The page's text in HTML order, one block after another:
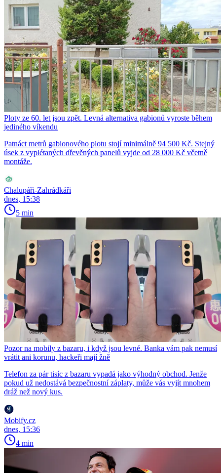
Ploty ze 60. let jsou zpět. Levná alternativa gabionů vyroste během
jediného víkendu
Patnáct metrů gabionového plotu stojí minimálně 94 500 Kč. Stejný
úsek z vyplétaných dřevěných panelů vyjde od 28 000 Kč včetně
montáže.
Chalupáři-Zahrádkáři
dnes, 15:38
5 min
Pozor na mobily z bazaru, i když jsou levné. Banka vám pak nemusí
vrátit ani korunu, hackeři mají žně
Telefon za pár tisíc z bazaru vypadá jako výhodný obchod. Jenže
pokud už nedostává bezpečnostní záplaty, může vás vyjít mnohem
dráž než nový kus.
Mobify.cz
dnes, 15:36
4 min